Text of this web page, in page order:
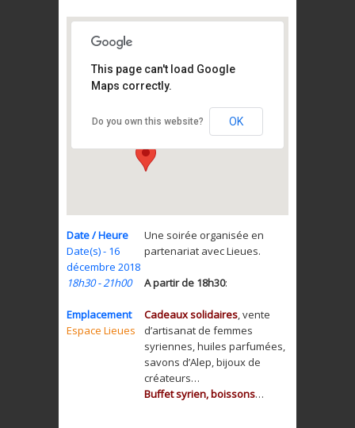
Espace Lieues
This page can't load Google
Maps correctly.
Do you own this website? OK
Date / Heure
Date(s) - 16
décembre 2018
18h30 - 21h00
Emplacement
Espace Lieues
Une soirée organisée en
partenariat avec Lieues.
A partir de 18h30:
Cadeaux solidaires, vente
d’artisanat de femmes
syriennes, huiles parfumées,
savons d’Alep, bijoux de
créateurs…
Buffet syrien, boissons…